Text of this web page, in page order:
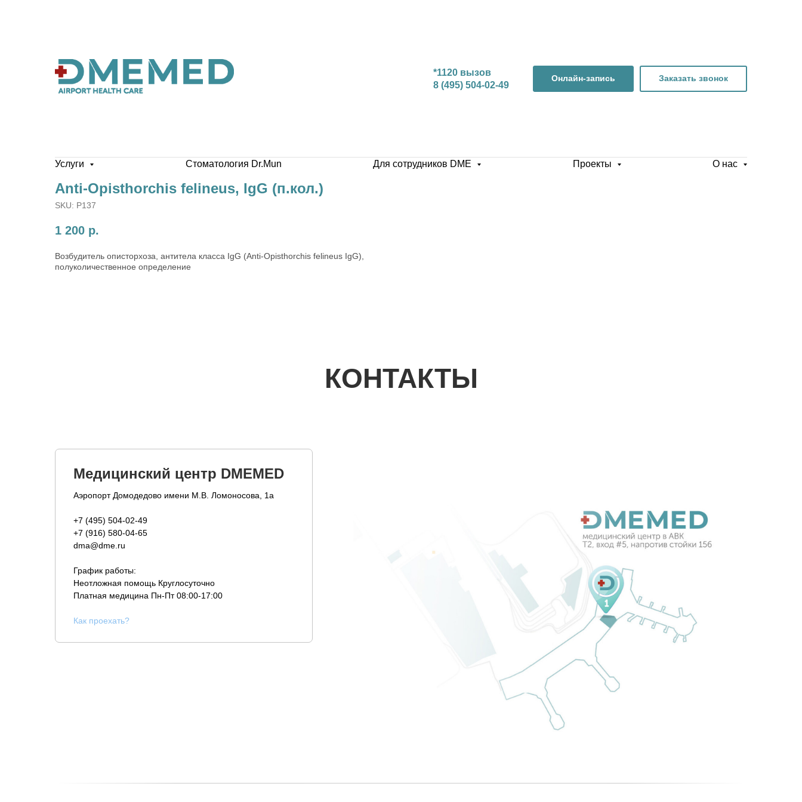
*1120 вызов
8 (495) 504-02-49
Онлайн-запись Заказать звонок
Услуги Стоматология Dr.Mun Для сотрудников DME Проекты О нас
Anti-Opisthorchis felineus, IgG (п.кол.)
SKU: P137
1 200 р.
Возбудитель описторхоза, антитела класса IgG (Anti-Opisthorchis felineus IgG),
полуколичественное определение
КОНТАКТЫ
Медицинский центр DMEMED
Аэропорт Домодедово имени М.В. Ломоносова, 1а
+7 (495) 504-02-49
+7 (916) 580-04-65
dma@dme.ru
График работы:
Неотложная помощь Круглосуточно
Платная медицина Пн-Пт 08:00-17:00
Как проехать?